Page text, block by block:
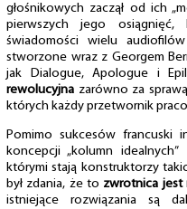
głośnikowych zaczął od ich
pierwszych jego
świadomości wielu
stworzone wraz z Georgem
jak Dialogue, Apologue i
rewolucyjna zarówno za
których każdy przetwornik
Pomimo sukcesów francuski
koncepcji „kolumn
którymi stają konstruktorzy
był zdania, że to zwrotnica jest
istniejące rozwiązania są